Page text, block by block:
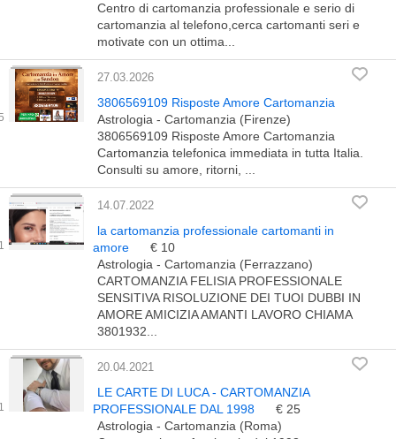
Centro di cartomanzia professionale e serio di
cartomanzia al telefono,cerca cartomanti seri e
motivate con un ottima...
27.03.2026
3806569109 Risposte Amore Cartomanzia
Astrologia - Cartomanzia (Firenze)
3806569109 Risposte Amore Cartomanzia
Cartomanzia telefonica immediata in tutta Italia.
Consulti su amore, ritorni, ...
14.07.2022
la cartomanzia professionale cartomanti in
amore
€ 10
Astrologia - Cartomanzia (Ferrazzano)
CARTOMANZIA FELISIA PROFESSIONALE
SENSITIVA RISOLUZIONE DEI TUOI DUBBI IN
AMORE AMICIZIA AMANTI LAVORO CHIAMA
3801932...
20.04.2021
LE CARTE DI LUCA - CARTOMANZIA
PROFESSIONALE DAL 1998
€ 25
Astrologia - Cartomanzia (Roma)